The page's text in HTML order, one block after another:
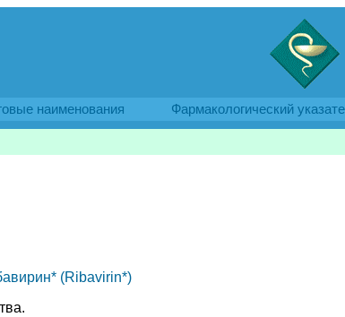
наименования Фармакологический
(Ribavirin*)